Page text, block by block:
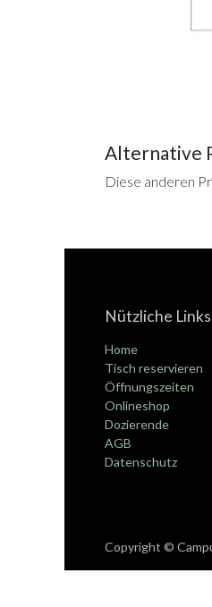
Alternative
Diese anderen
Nützliche Links
Home
Tisch reservieren
Öffnungszeiten
Onlineshop
Dozierende
AGB
Datenschutz
Copyright ©